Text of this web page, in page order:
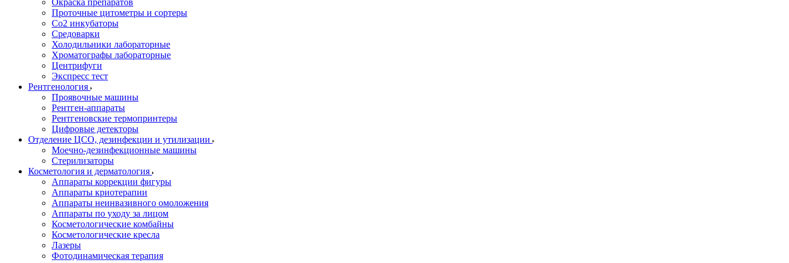
Окраска препаратов
Проточные цитометры и сортеры
Со2 инкубаторы
Средоварки
Холодильники лабораторные
Хроматографы лабораторные
Центрифуги
Экспресс тест
Рентгенология
Проявочные машины
Рентген-аппараты
Рентгеновские термопринтеры
Цифровые детекторы
Отделение ЦСО, дезинфекции и утилизации
Моечно-дезинфекционные машины
Стерилизаторы
Косметология и дерматология
Аппараты коррекции фигуры
Аппараты криотерапии
Аппараты неинвазивного омоложения
Аппараты по уходу за лицом
Косметологические комбайны
Косметологические кресла
Лазеры
Фотодинамическая терапия